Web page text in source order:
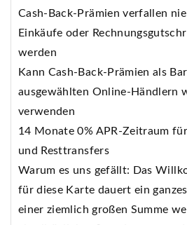
Cash-Back-Prämien verfallen
Einkäufe oder
werden
Kann Cash-Back-Prämien als
ausgewählten Online-Händlern
verwenden
14 Monate 0% APR-Zeitraum
und Resttransfers
Warum es uns gefällt: Das
für diese Karte dauert ein
einer ziemlich großen Summe